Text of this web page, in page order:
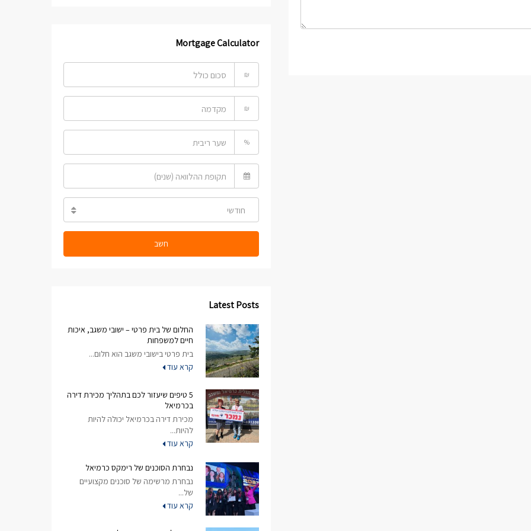
Mortgage Calculator
₪
₪
%
חודשי
חשב
Latest Posts
החלום של בית פרטי – ישובי משגב, איכות
חיים למשפחות
בית פרטי בישובי משגב הוא חלום...
קרא עוד
5 טיפים שיעזור לכם בתהליך מכירת דירה
בכרמיאל
מכירת דירה בכרמיאל יכולה להיות
להיות...
קרא עוד
נבחרת הסוכנים של רימקס כרמיאל
נבחרת מרשימה של סוכנים מקצועיים
של...
קרא עוד